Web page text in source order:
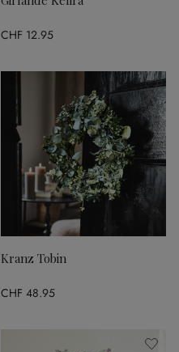
CHF 12.95
Kranz Tobin
CHF 48.95